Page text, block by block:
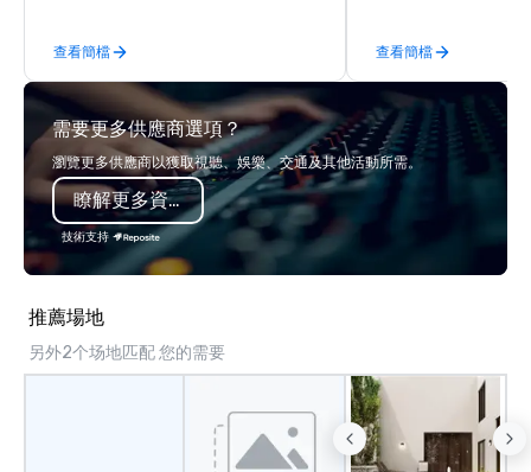
查看簡檔
offsites. Whether
think like a Silicon
explore the mindsets
world's fastest-
or walk away with a
innovation playbook,
Fully customizable by
查看簡檔
需要更多供應商選項？
瀏覽更多供應商以獲取視聽、娛樂、交通及其他活動所需。
瞭解更多資訊
技術支持
推薦場地
另外2个场地匹配 您的需要